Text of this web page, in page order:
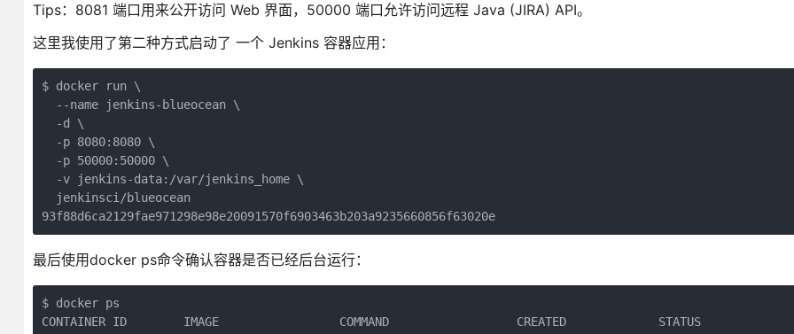
Tips：8081 端口用来公开访问 Web 界面，50000 端口允许访问远程 Java (JIRA) API。
这里我使用了第二种方式启动了 一个 Jenkins 容器应用：
$ docker run \
  --name jenkins-blueocean \
  -d \
  -p 8080:8080 \
  -p 50000:50000 \
  -v jenkins-data:/var/jenkins_home \
  jenkinsci/blueocean
93f88d6ca2129fae971298e98e20091570f6903463b203a9235660856f63020e
最后使用docker ps命令确认容器是否已经后台运行：
$ docker ps
CONTAINER ID        IMAGE                 COMMAND                  CREATED             STATUS